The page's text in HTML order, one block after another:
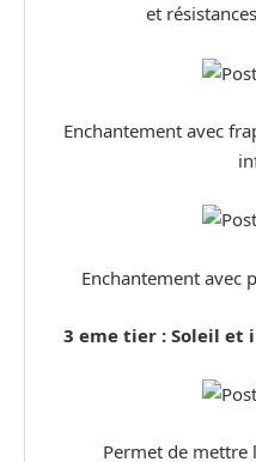
et
Enchantement avec
Enchantement avec
3 eme tier : Soleil
Permet de mettre